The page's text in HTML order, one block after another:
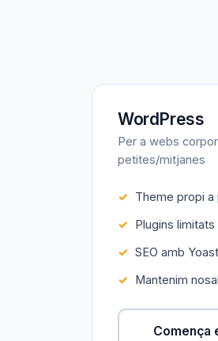
WordPress
Per a webs
petites/mitjanes
Theme propi a
Plugins
SEO amb
Mantenim
Comença